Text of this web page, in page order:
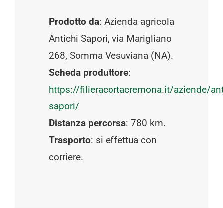
Prodotto da: Azienda agricola
Antichi Sapori, via Marigliano
268, Somma Vesuviana (NA).
Scheda produttore:
https://filieracortacremona.it/aziende/
sapori/
Distanza percorsa: 780 km.
Trasporto: si effettua con
corriere.